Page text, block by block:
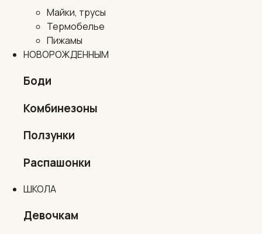
Майки, трусы
Термобелье
Пижамы
НОВОРОЖДЕННЫМ
Боди
Комбинезоны
Ползунки
Распашонки
ШКОЛА
Девочкам